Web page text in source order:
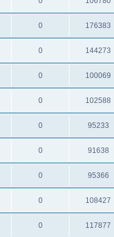
0 176383
0 144273
0 100069
0 102588
0 95233
0 91638
0 95366
0 108427
0 117877